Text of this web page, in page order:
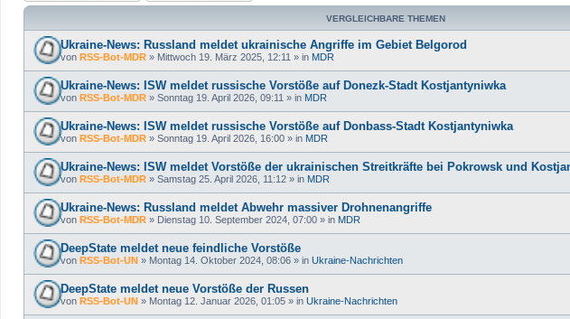
VERGLEICHBARE THEMEN
Ukraine-News: Russland meldet ukrainische Angriffe im Gebiet Belgorod
von RSS-Bot-MDR » Mittwoch 19. März 2025, 12:11 » in MDR
Ukraine-News: ISW meldet russische Vorstöße auf Donezk-Stadt Kostjantyniwka
von RSS-Bot-MDR » Sonntag 19. April 2026, 09:11 » in MDR
Ukraine-News: ISW meldet russische Vorstöße auf Donbass-Stadt Kostjantyniwka
von RSS-Bot-MDR » Sonntag 19. April 2026, 16:00 » in MDR
Ukraine-News: ISW meldet Vorstöße der ukrainischen Streitkräfte bei Pokrowsk und
von RSS-Bot-MDR » Samstag 25. April 2026, 11:12 » in MDR
Ukraine-News: Russland meldet Abwehr massiver Drohnenangriffe
von RSS-Bot-MDR » Dienstag 10. September 2024, 07:00 » in MDR
DeepState meldet neue feindliche Vorstöße
von RSS-Bot-UN » Montag 14. Oktober 2024, 08:06 » in Ukraine-Nachrichten
DeepState meldet neue Vorstöße der Russen
von RSS-Bot-UN » Montag 12. Januar 2026, 01:05 » in Ukraine-Nachrichten